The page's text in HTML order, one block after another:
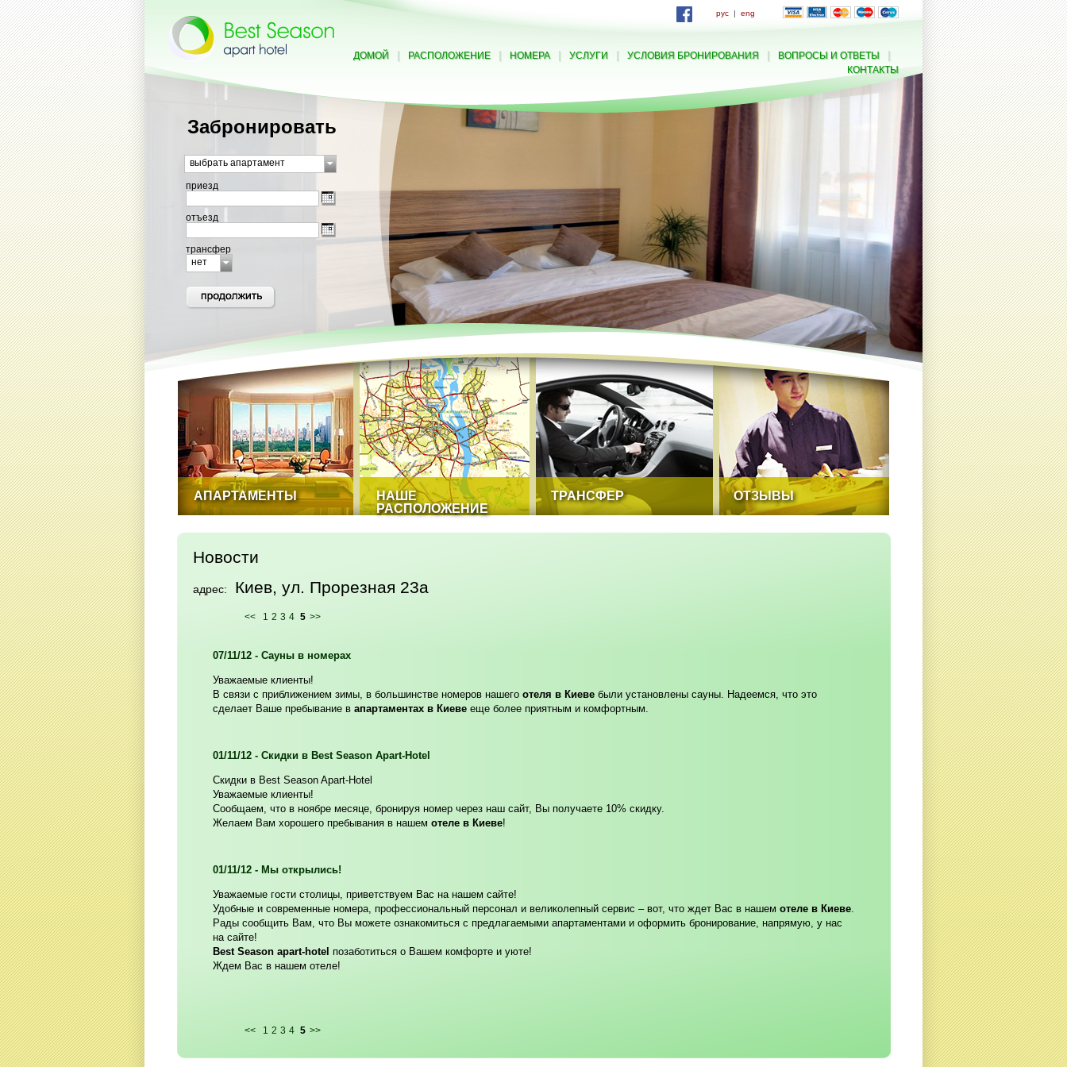
рус | eng
ДОМОЙ | РАСПОЛОЖЕНИЕ | НОМЕРА | УСЛУГИ | УСЛОВИЯ БРОНИРОВАНИЯ | ВОПРОСЫ И ОТВЕТЫ |
КОНТАКТЫ
Забронировать
выбрать апартамент
приезд
отъезд
трансфер
нет
АПАРТАМЕНТЫ
НАШЕ
РАСПОЛОЖЕНИЕ
ТРАНСФЕР ОТЗЫВЫ
Новости
адрес: Киев, ул. Прорезная 23а
<< 1 2 3 4 5 >>
07/11/12 - Сауны в номерах
Уважаемые клиенты!
В связи с приближением зимы, в большинстве номеров нашего отеля в Киевебыли установлены сауны. Надеемся, что это
сделает Ваше пребывание в апартаментах в Киевееще более приятным и комфортным.
01/11/12 - Скидки в Best Season Apart-Hotel
Скидки в Best Season Apart-Hotel
Уважаемые клиенты!
Сообщаем, что в ноябре месяце, бронируя номер через наш сайт, Вы получаете 10% скидку.
Желаем Вам хорошего пребывания в нашем отеле в Киеве!
01/11/12 - Мы открылись!
Уважаемые гости столицы, приветствуем Вас на нашем сайте!
Удобные и современные номера, профессиональный персонал и великолепный сервис – вот, что ждет Вас в нашем отеле в Киеве.
Рады сообщить Вам, что Вы можете ознакомиться с предлагаемыми апартаментами и оформить бронирование, напрямую, у нас
на сайте!
Best Season apart-hotel позаботиться о Вашем комфорте и уюте!
Ждем Вас в нашем отеле!
<< 1 2 3 4 5 >>